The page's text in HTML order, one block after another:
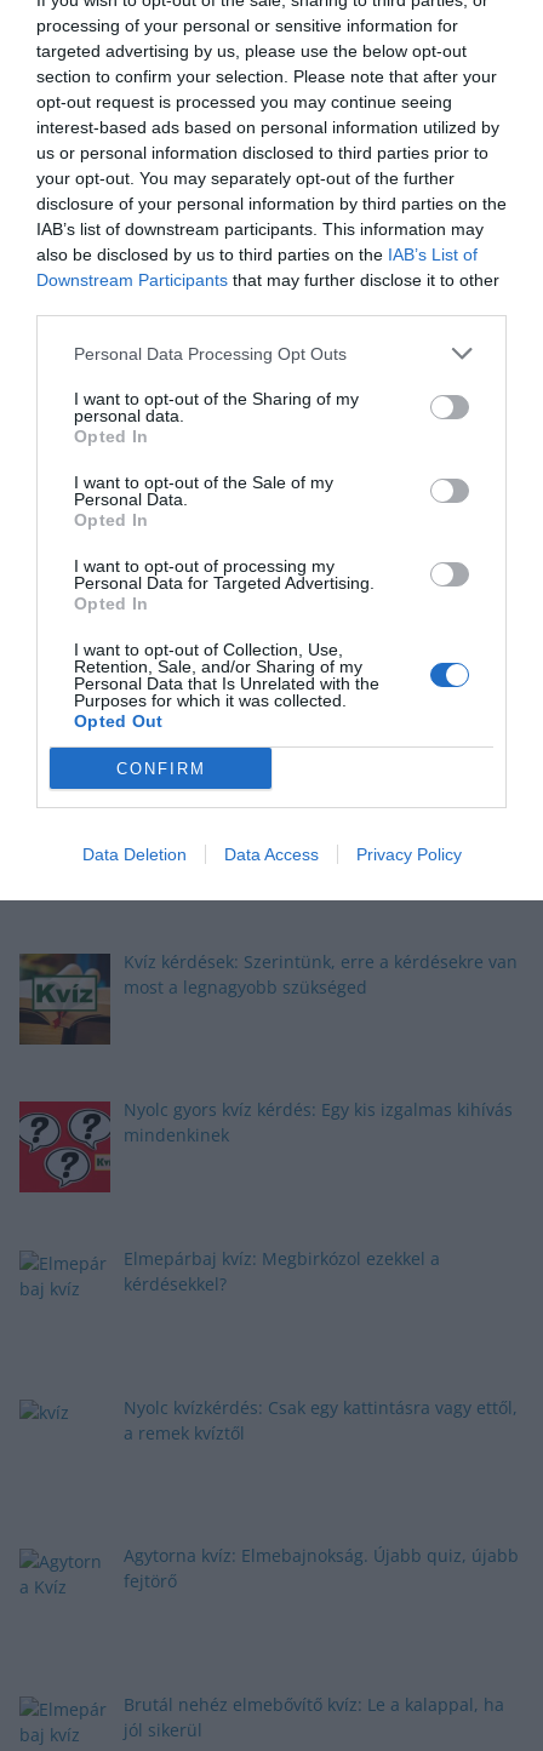
processing of your personal or sensitive information for
targeted advertising by us, please use the below opt-out
section to confirm your selection. Please note that after your
opt-out request is processed you may continue seeing
interest-based ads based on personal information utilized by
us or personal information disclosed to third parties prior to
your opt-out. You may separately opt-out of the further
disclosure of your personal information by third parties on the
IAB’s list of downstream participants. This information may
also be disclosed by us to third parties on the IAB’s List of
Downstream Participants that may further disclose it to other
Personal Data Processing Opt Outs
I want to opt-out of the Sharing of my
personal data.
Opted In
I want to opt-out of the Sale of my
Personal Data.
Opted In
I want to opt-out of processing my
Personal Data for Targeted Advertising.
Opted In
I want to opt-out of Collection, Use,
Retention, Sale, and/or Sharing of my
Personal Data that Is Unrelated with the
Purposes for which it was collected.
Opted Out
CONFIRM
Data Deletion Data Access Privacy Policy
Brutál nehéz nyolc kvízkérdés: Le a kalappal, ha
jól sikerül
Nyolc kvízkérdés: Van pár perced? Játszd le ezt
az érdekes quizt
Tudásbővítő kvíz: Ez a frissítő teszt meg sem
kottyan majd
Kvíz: Ha legalább 5 kérdésre jó a válaszod,
Okosító kvíz: Megbirkózol ezekkel a kérdésekkel?
Kvíz: Megbirkózol ezekkel az érdekes
Kvíz kérdések: Szerintünk, erre a kérdésekre van
most a legnagyobb szükséged
Nyolc gyors kvíz kérdés: Egy kis izgalmas kihívás
mindenkinek
Elmepárbaj kvíz: Megbirkózol ezekkel a
kérdésekkel?
Nyolc kvízkérdés: Csak egy kattintásra vagy ettől,
a remek kvíztől
Agytorna kvíz: Elmebajnokság. Újabb quiz, újabb
fejtörő
Brutál nehéz elmebővítő kvíz: Le a kalappal, ha
jól sikerül